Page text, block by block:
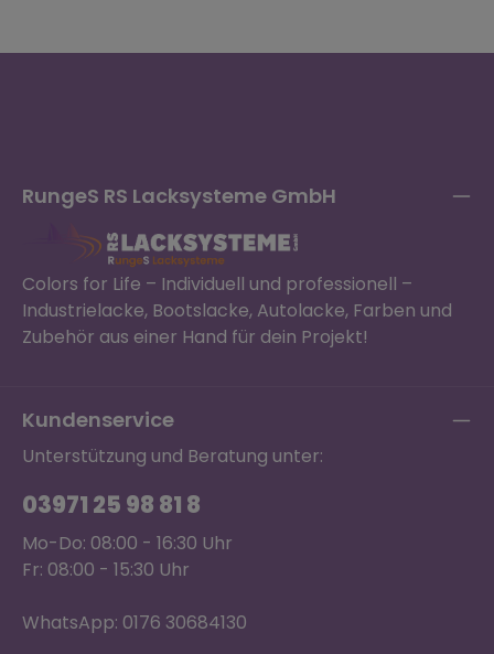
RungeS RS Lacksysteme GmbH
Colors for Life – Individuell und professionell –
Industrielacke, Bootslacke, Autolacke, Farben und
Zubehör aus einer Hand für dein Projekt!
Kundenservice
Unterstützung und Beratung unter:
03971 25 98 81 8
Mo-Do: 08:00 - 16:30 Uhr
Fr: 08:00 - 15:30 Uhr
WhatsApp: 0176 30684130